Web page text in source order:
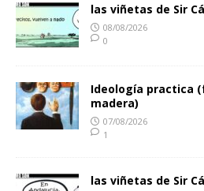
las viñetas de Sir
08/08/2026
0
Ideología practica
madera)
07/08/2026
1
las viñetas de Sir